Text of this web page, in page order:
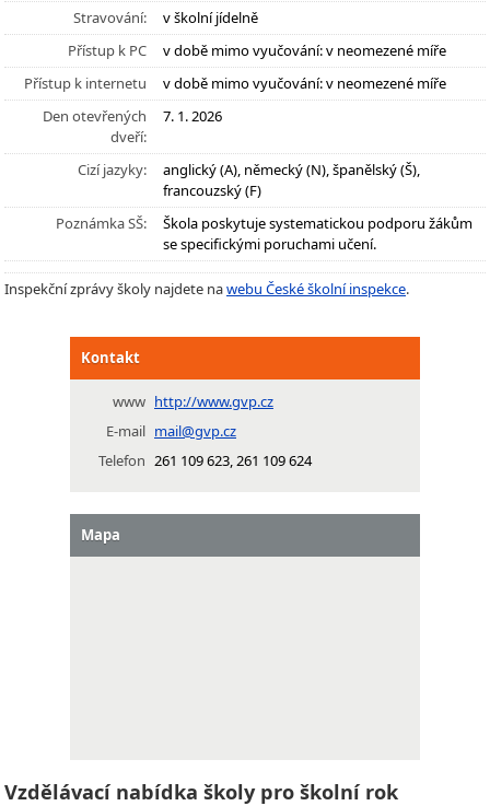
Stravování:
v školní jídelně
Přístup k PC
v době mimo vyučování: v neomezené míře
Přístup k internetu
v době mimo vyučování: v neomezené míře
Den otevřených
dveří:
7. 1. 2026
Cizí jazyky:
anglický (A), německý (N), španělský (Š),
francouzský (F)
Poznámka SŠ:
Škola poskytuje systematickou podporu žákům
se specifickými poruchami učení.
Inspekční zprávy školy najdete nawebu České školní inspekce.
Kontakt
www http://www.gvp.cz
E-mail mail@gvp.cz
Telefon 261 109 623, 261 109 624
Mapa
Vzdělávací nabídka školy pro školní rok